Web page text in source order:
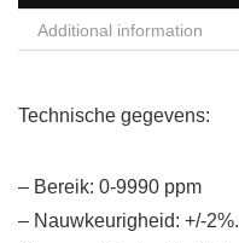
Additional information
Technische gegevens:
– Bereik: 0-9990 ppm
– Nauwkeurigheid: +/-2%.